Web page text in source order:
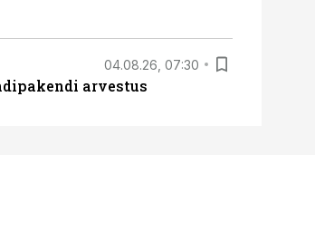
04.08.26, 07:30
arvestus